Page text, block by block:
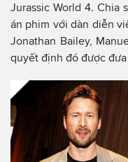
Jurassic World 4. Chia
án phim với dàn diễn
Jonathan Bailey,
quyết định đó được